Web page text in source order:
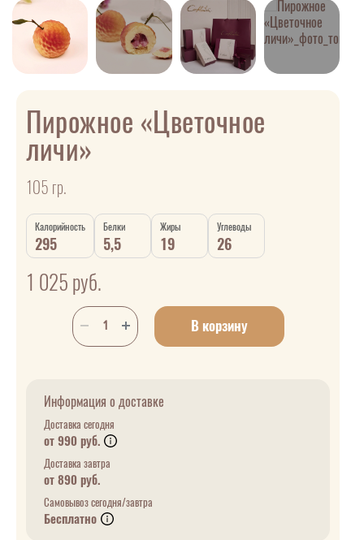
Пирожное «Цветочное
личи»
105 гр.
Калорийность
295
Белки
5,5
Жиры
19
Углеводы
26
1 025 руб.
В корзину
Информация о доставке
Доставка сегодня
от 990 руб.
Доставка завтра
от 890 руб.
Самовывоз сегодня/завтра
Бесплатно